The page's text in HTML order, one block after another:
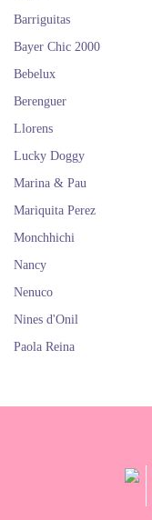
Barriguitas
Bayer Chic 2000
Bebelux
Berenguer
Llorens
Lucky Doggy
Marina & Pau
Mariquita Perez
Monchhichi
Nancy
Nenuco
Nines d'Onil
Paola Reina